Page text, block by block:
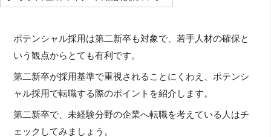
ポテンシャル採用は第二新卒も対象で、若手人材の確保と
いう観点からとても有利です。
第二新卒が採用基準で重視されることにくわえ、ポテンシ
ャル採用で転職する際のポイントを紹介します。
第二新卒で、未経験分野の企業へ転職を考えている人はチ
ェックしてみましょう。